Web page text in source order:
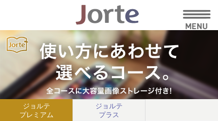
ジョルテ
プレミアム
ジョルテ
プラス